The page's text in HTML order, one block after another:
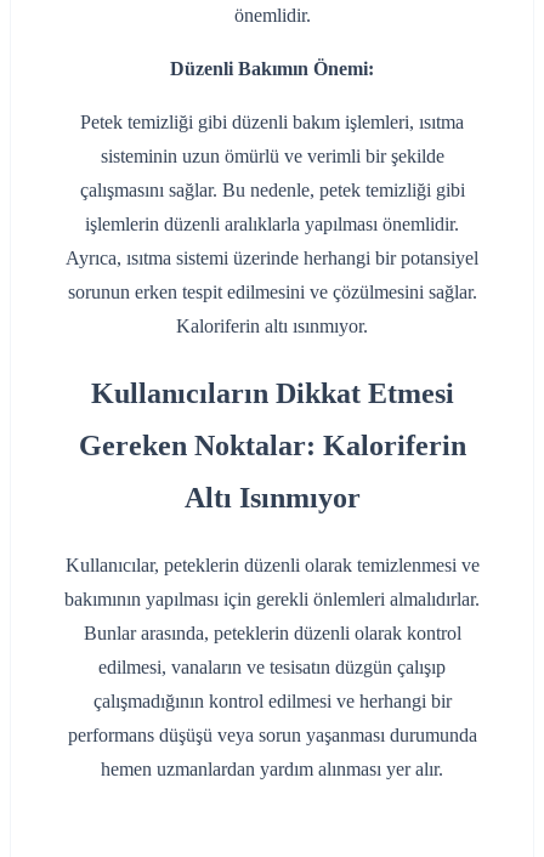
önemlidir.
Düzenli Bakımın Önemi:
Petek temizliği gibi düzenli bakım işlemleri, ısıtma
sisteminin uzun ömürlü ve verimli bir şekilde
çalışmasını sağlar. Bu nedenle, petek temizliği gibi
işlemlerin düzenli aralıklarla yapılması önemlidir.
Ayrıca, ısıtma sistemi üzerinde herhangi bir potansiyel
sorunun erken tespit edilmesini ve çözülmesini sağlar.
Kaloriferin altı ısınmıyor.
Kullanıcıların Dikkat Etmesi
Gereken Noktalar: Kaloriferin
Altı Isınmıyor
Kullanıcılar, peteklerin düzenli olarak temizlenmesi ve
bakımının yapılması için gerekli önlemleri almalıdırlar.
Bunlar arasında, peteklerin düzenli olarak kontrol
edilmesi, vanaların ve tesisatın düzgün çalışıp
çalışmadığının kontrol edilmesi ve herhangi bir
performans düşüşü veya sorun yaşanması durumunda
hemen uzmanlardan yardım alınması yer alır.